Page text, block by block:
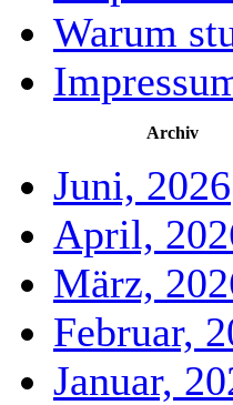
Warum
Archiv
Juni, 2026
April,
März,
Februar,
Januar,